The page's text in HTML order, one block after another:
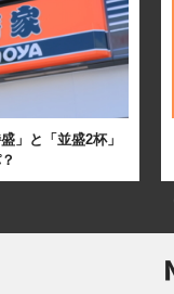
」と「並盛2杯」